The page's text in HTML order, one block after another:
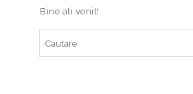
Bine ati venit!